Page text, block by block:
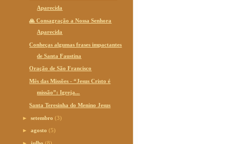
Aparecida
🙏 Consagração a Nossa Senhora
Aparecida
Conheças algumas frases impactantes
de Santa Faustina
Oração de São Francisco
Mês das Missões - “Jesus Cristo é
missão”: Igreja...
Santa Teresinha do Menino Jesus
►setembro(3)
►agosto(5)